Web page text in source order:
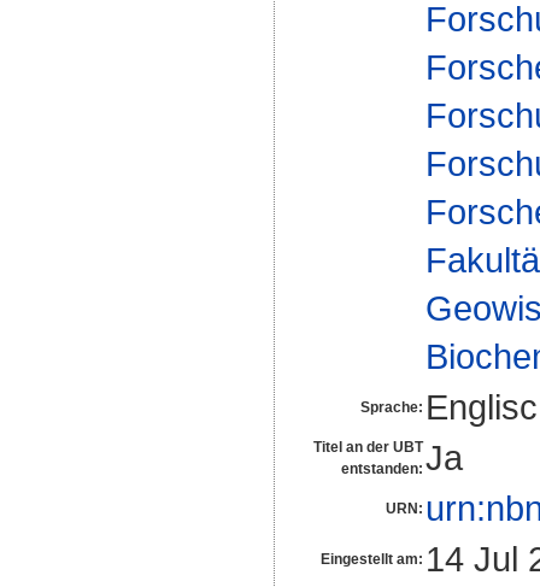
Sprache:
Titel an der UBT
entstanden: Ja
URN:
Eingestellt am: 14 Jul